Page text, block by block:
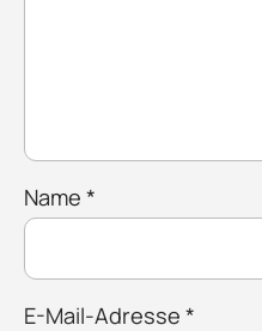
Name *
E-Mail-Adresse *